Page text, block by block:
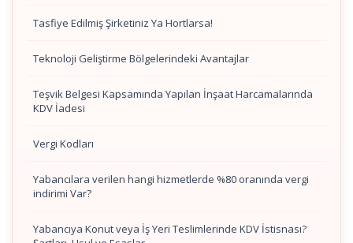
Tasfiye Edilmiş Şirketiniz Ya Hortlarsa!
Teknoloji Geliştirme Bölgelerindeki Avantajlar
Teşvik Belgesi Kapsamında Yapılan İnşaat Harcamalarında
KDV İadesi
Vergi Kodları
Yabancılara verilen hangi hizmetlerde %80 oranında vergi
indirimi Var?
Yabancıya Konut veya İş Yeri Teslimlerinde KDV İstisnası?